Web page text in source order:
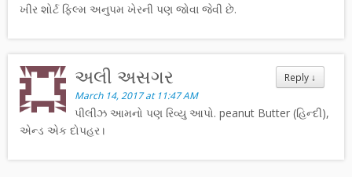
ખીર શોર્ટ ફિલ્મ અનુપમ ખેરની પણ જોવા જેવી છે.
Reply ↓
અલી અસગર
March 14, 2017 at 11:47 AM
પીલીઝ આમનો પણ રિવ્યુ આપો. peanut Butter (હિન્દી),
એન્ડ એક દોપહર।